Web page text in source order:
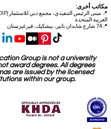
مكاتب أخرى:
📍
العربية المتحدة
📍74 شارع شابدان باتير، بيشكيك، قيرغيزستان
Group is not a university
award degrees. All degrees
are issued by the licensed
within our group.